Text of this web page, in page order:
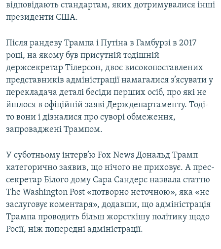
відповідають стандартам, яких дотримувалися інші
президенти США.
Після рандеву Трампа і Путіна в Гамбурзі в 2017
році, на якому був присутній тодішній
держсекретар Тілерсон, двоє високопоставлених
представників адміністрації намагалися з’ясувати у
перекладача деталі бесіди перших осіб, про які не
йшлося в офіційній заяві Держдепартаменту. Тоді-
то вони і дізналися про суворі обмеження,
запроваджені Трампом.
У суботньому інтерв’ю Fox News Дональд Трамп
категорично заявив, що нічого не приховує. А прес-
секретар Білого дому Сара Сандерс назвала статтю
The Washington Post «потворно неточною», яка «не
заслуговує коментаря», додавши, що адміністрація
Трампа проводить більш жорсткішу політику щодо
Росії, ніж попередні адміністрації.